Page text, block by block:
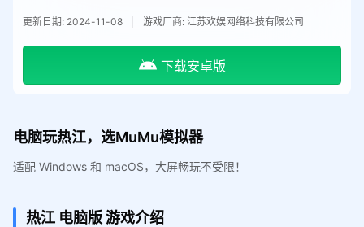
更新日期: 2024-11-08 游戏厂商: 江苏欢娱网络科技有限公司
下载安卓版
电脑玩热江，选MuMu模拟器
适配 Windows 和 macOS，大屏畅玩不受限！
热江 电脑版游戏介绍